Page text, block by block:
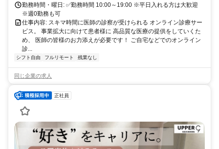
勤務時間・曜日: ✅勤務時間 10:00～19:00 ※平日入れる方は大歓迎
※週0勤務も可
仕事内容: スキマ時間に医師の診察が受けられる オンライン診療サー
ビス。 事業拡大に向けて患者様に 高品質な医療の提供をしていくた
め、 医師の皆様のお力添えが必要です！ ご自宅などでのオンライン
診...
シフト自由 フルリモート 残業なし
同じ企業の求人
正社員